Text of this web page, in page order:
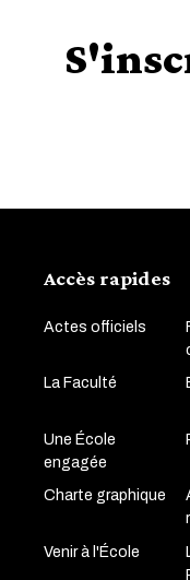
Accès rapides
Actes officiels
La Faculté
Une École
engagée
Charte graphique
Venir à l'École